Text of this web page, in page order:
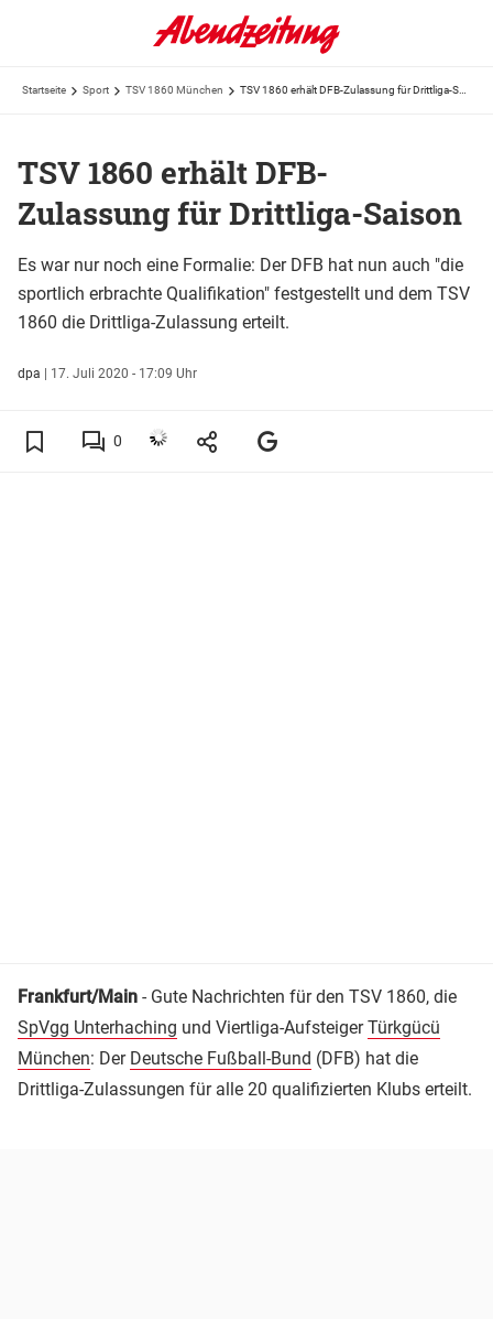
Startseite Sport TSV 1860 München
TSV 1860 erhält DFB-
Zulassung für Drittliga-Saison
Es war nur noch eine Formalie: Der DFB hat nun auch "die
sportlich erbrachte Qualifikation" festgestellt und dem TSV
1860 die Drittliga-Zulassung erteilt.
dpa | 17. Juli 2020 - 17:09 Uhr
0
Frankfurt/Main - Gute Nachrichten für den TSV 1860, die
SpVgg Unterhaching und Viertliga-AufsteigerTürkgücü
München: Der Deutsche Fußball-Bund (DFB) hat die
Drittliga-Zulassungen für alle 20 qualifizierten Klubs erteilt.